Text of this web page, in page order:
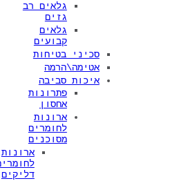
גלאים רב
גלאים
קבועים
סכיני בטיחות
אטימה\הרמה
איכות סביבה
פתרונות
ארונות
לחומרים
מסוכנים
ארונות
לחומרים
דליקים